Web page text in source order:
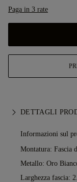
Paga in 3 rate
DETTAGLI
Informazioni sul
Montatura: Fascia
Metallo: Oro
Larghezza fascia: